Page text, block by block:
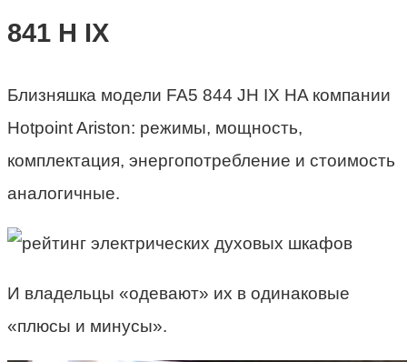
841 H IX
Близняшка модели FA5 844 JH IX HA компании
Hotpoint Ariston: режимы, мощность,
комплектация, энергопотребление и стоимость
аналогичные.
И владельцы «одевают» их в одинаковые
«плюсы и минусы».